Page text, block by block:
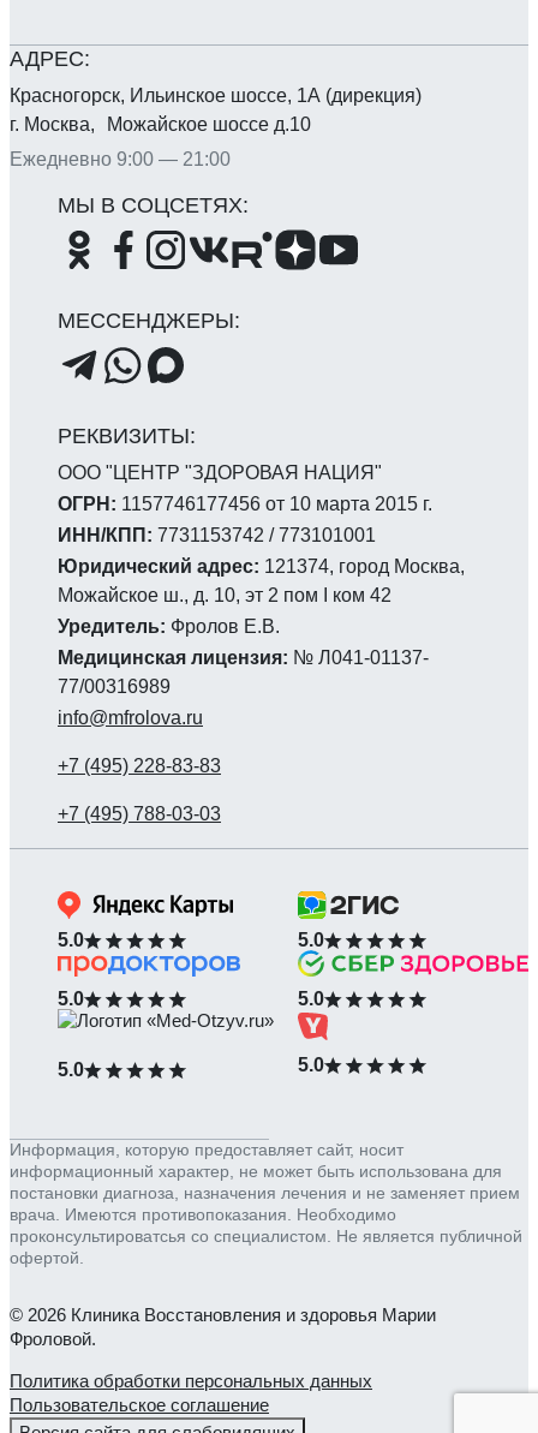
ООО "ЦЕНТР "ЗДОРОВАЯ НАЦИЯ"
ОГРН: 1157746177456 от 10 марта 2015 г.
ИНН/КПП: 7731153742 / 773101001
Юридический адрес: 121374, город Москва,
Можайское ш., д. 10, эт 2 пом I ком 42
Уредитель: Фролов Е.В.
Медицинская лицензия: № Л041-01137-
77/00316989
info@mfrolova.ru
Красногорск, Ильинское шоссе, 1А (дирекция)
г. Москва, Можайское шоссе д.10
Ежедневно 9:00 — 21:00
5.0 5.0
5.0 5.0
5.0 5.0
© 2026 Клиника Восстановления и здоровья Марии
Фроловой.
Политика обработки персональных данных
Пользовательское соглашение
Информация, которую предоставляет сайт, носит
информационный характер, не может быть использована для
постановки диагноза, назначения лечения и не заменяет прием
врача. Имеются противопоказания. Необходимо
проконсультироватсья со специалистом. Не является публичной
офертой.